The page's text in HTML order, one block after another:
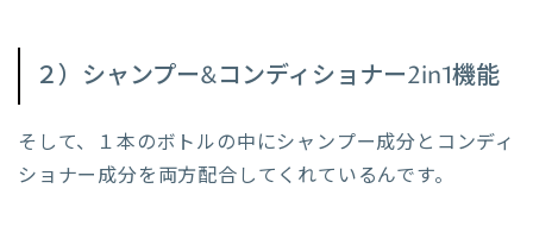
２）シャンプー&コンディショナー2in1機能
そして、１本のボトルの中にシャンプー成分とコンディ
ショナー成分を両方配合してくれているんです。